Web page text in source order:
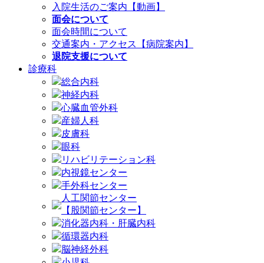
入院生活のご案内【動画】
面会について
面会時間について
交通案内・アクセス【病院案内】
退院支援について
診療科
総合内科
神経内科
心臓血管外科
産婦人科
皮膚科
眼科
リハビリテーション科
内視鏡センター
手外科センター
人工関節センター
【股関節センター】
消化器内科・肝臓内科
循環器内科
脳神経外科